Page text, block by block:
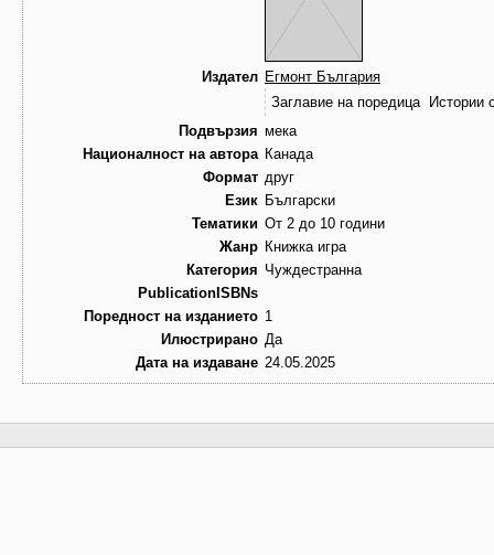
Издател Егмонт България
Заглавие на поредица
Истории
Подвързия мека
Националност на автора Канада
Формат друг
Език Български
Тематики От 2 до 10 години
Жанр Книжка игра
Категория Чуждестранна
PublicationISBNs
Поредност на изданието 1
Илюстрирано Да
Дата на издаване 24.05.2025